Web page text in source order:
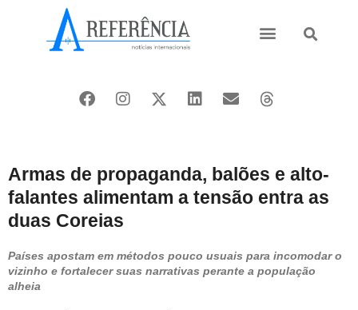
Armas de propaganda, balões e alto-
falantes alimentam a tensão entra as
duas Coreias
Países apostam em métodos pouco usuais para incomodar o
vizinho e fortalecer suas narrativas perante a população
alheia